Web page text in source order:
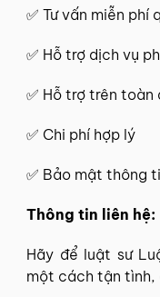
✅ Tư vấn miễn phí
✅ Hỗ trợ dịch vụ
✅ Hỗ trợ trên toàn
✅ Chi phí hợp lý
✅ Bảo mật thông
Thông tin liên hệ:
Hãy để luật sư
một cách tận tình,